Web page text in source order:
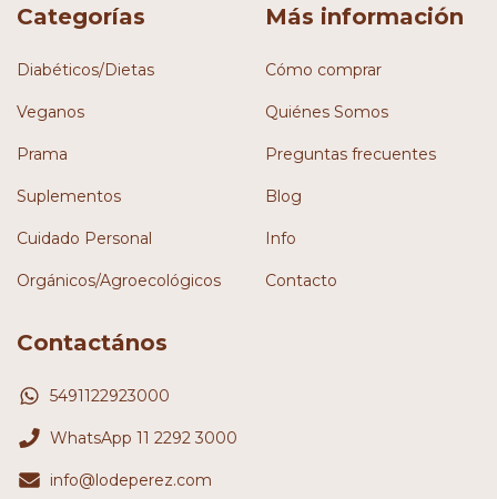
Categorías
Diabéticos/Dietas
Veganos
Prama
Suplementos
Cuidado Personal
Orgánicos/Agroecológicos
Más información
Cómo comprar
Quiénes Somos
Preguntas frecuentes
Blog
Info
Contacto
Contactános
5491122923000
WhatsApp 11 2292 3000
info@lodeperez.com